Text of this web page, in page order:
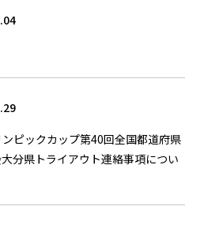
ピックカップ第40回全国都道府県
分県トライアウト連絡事項につい